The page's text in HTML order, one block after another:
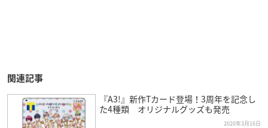
関連記事
『A3!』新作Tカード登場！3周年を記念し
た4種類 オリジナルグッズも発売
2020年3月16日